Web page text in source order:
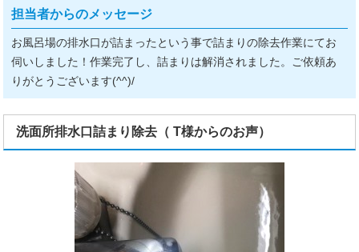
担当者からのメッセージ
お風呂場の排水口が詰まったという事で詰まりの除去作業にてお
伺いしました！作業完了し、詰まりは解消されました。ご依頼あ
りがとうございます(^^)/
洗面所排水口詰まり除去（ T様からのお声）